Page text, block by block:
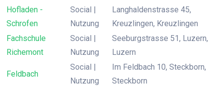
Hofladen -
Schrofen
Social |
Nutzung
Langhaldenstrasse 45,
Kreuzlingen, Kreuzlingen
Fachschule
Richemont
Social |
Nutzung
Seeburgstrasse 51, Luzern,
Luzern
Feldbach
Social |
Nutzung
Im Feldbach 10, Steckborn,
Steckborn